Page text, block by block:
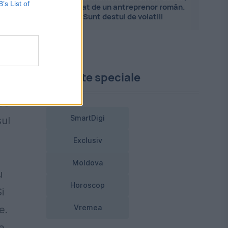
List of
explicat de un antreprenor român.
Sunt destul de volatili
Proiecte speciale
SmartDigi
Exclusiv
Moldova
Horoscop
Vremea